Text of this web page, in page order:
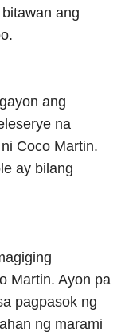
ang
ang
na
Coco Martin.
ay bilang
Martin. Ayon pa
pagpasok ng
ng marami